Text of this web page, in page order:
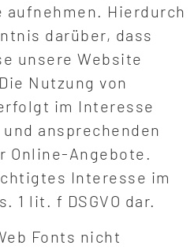
aufnehmen. Hierdurch
darüber, dass
unsere Website
Nutzung von
im Interesse
ansprechenden
Online-Angebote.
Interesse im
1 lit. f DSGVO dar.
Fonts nicht